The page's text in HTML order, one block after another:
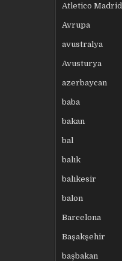
Atletico Madrid
Avrupa
avustralya
Avusturya
azerbaycan
baba
bakan
bal
balık
balıkesir
balon
Barcelona
Başakşehir
başbakan